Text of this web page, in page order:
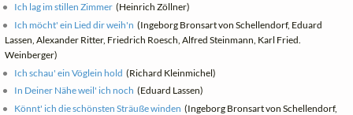
Ich lag im stillen Zimmer (Heinrich Zöllner)
Ich möcht' ein Lied dir weih'n (Ingeborg Bronsart von Schellendorf, Eduard
Lassen, Alexander Ritter, Friedrich Roesch, Alfred Steinmann, Karl Fried.
Weinberger)
Ich schau' ein Vöglein hold (Richard Kleinmichel)
In Deiner Nähe weil' ich noch (Eduard Lassen)
Könnt' ich die schönsten Sträuße winden (Ingeborg Bronsart von Schellendorf,